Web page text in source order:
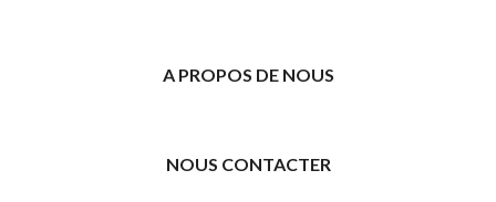
A PROPOS DE NOUS
NOUS CONTACTER